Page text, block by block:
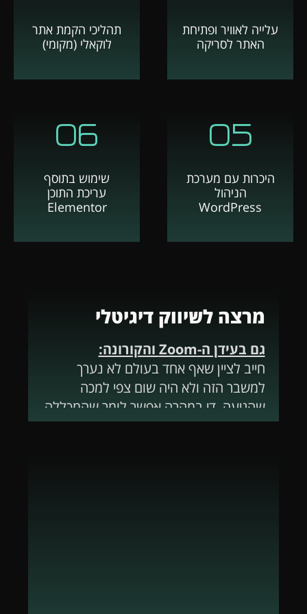
עלייה לאוויר ופתיחת
האתר לסריקה
תהליכי הקמת אתר
לוקאלי (מקומי)
05
היכרות עם מערכת
הניהול
WordPress
06
שימוש בתוסף
עריכת התוכן
Elementor
מרצה לשיווק דיגיטלי
גם בעידן ה-Zoom והקורונה:
חייב לציין שאף אחד בעולם לא נערך
למשבר הזה ולא היה שום צפי למכה
שהגיעה. די במהרה אפשר לומר שהמכללה
התאימה את עצמה ללימוד אונליין.